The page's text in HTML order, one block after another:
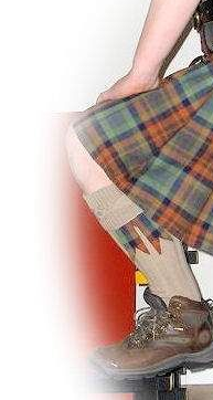
AFGEPRIJST - UITVERKOOP